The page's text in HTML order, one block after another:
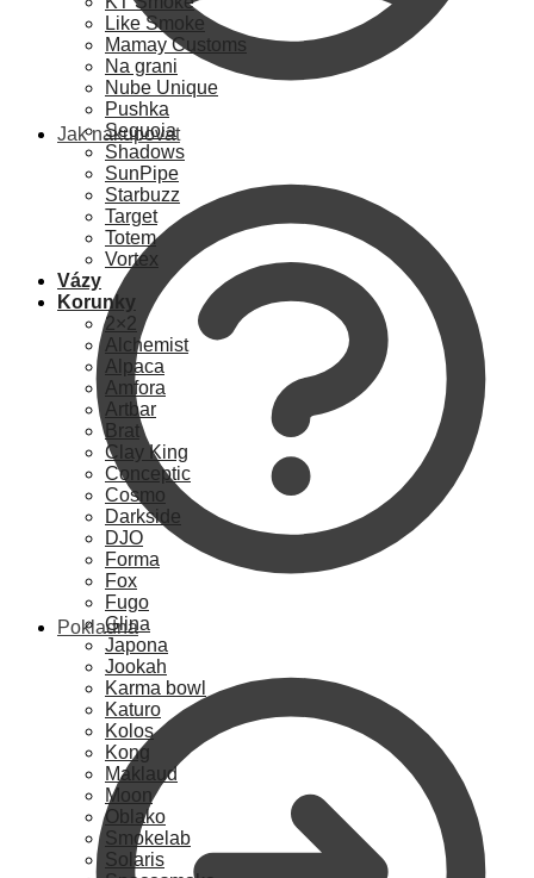
Jak nakupovat
Pokladna
Like Smoke
Mamay Customs
Na grani
Nube Unique
Pushka
Sequoia
Shadows
SunPipe
Starbuzz
Target
Totem
Vortex
Vázy
Korunky
2×2
Alchemist
Alpaca
Amfora
Artbar
Brat
Clay King
Conceptic
Cosmo
Darkside
DJO
Forma
Fox
Fugo
Glina
Japona
Jookah
Karma bowl
Katuro
Kolos
Kong
Maklaud
Moon
Oblako
Smokelab
Solaris